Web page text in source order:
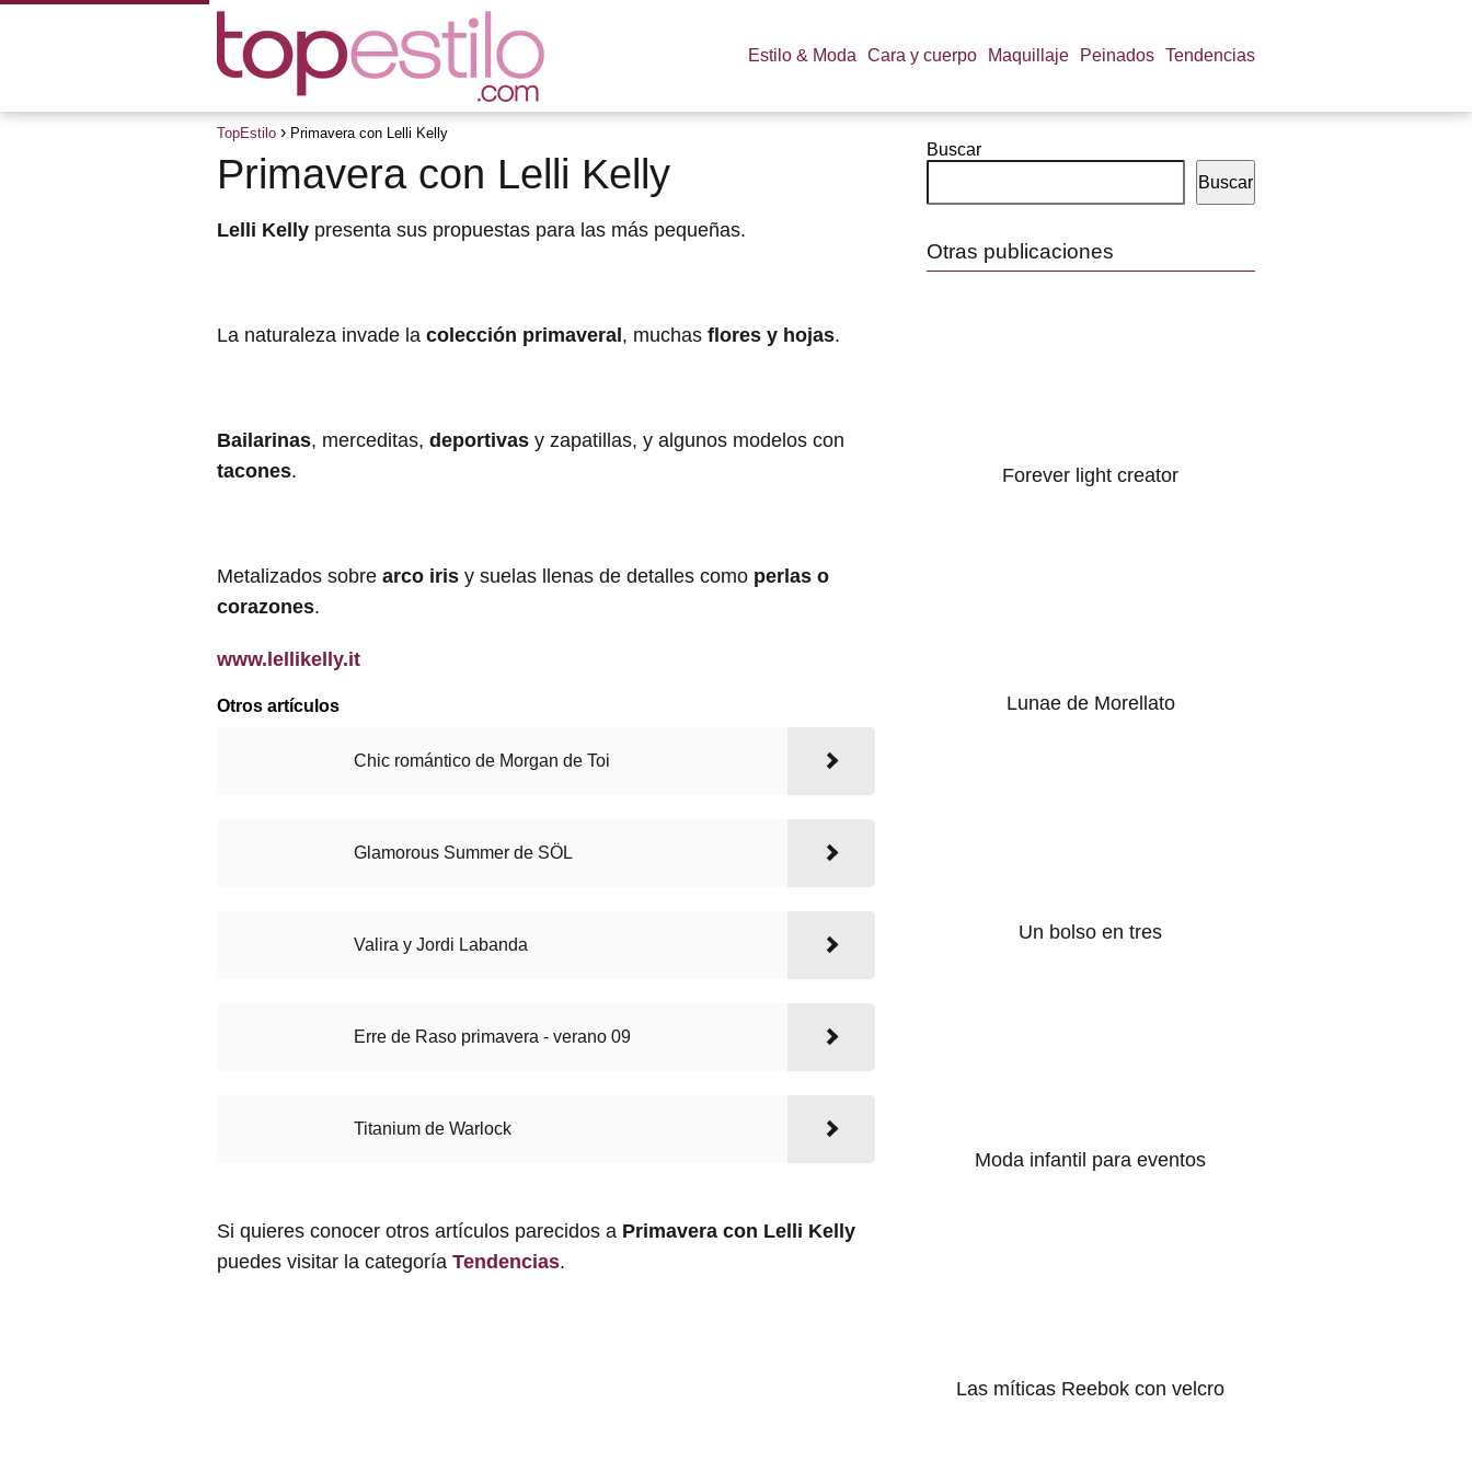
Estilo & Moda Cara y cuerpo Maquillaje Peinados Tendencias
TopEstilo Primavera con Lelli Kelly
Primavera con Lelli Kelly
Lelli Kelly presenta sus propuestas para las más pequeñas.
La naturaleza invade la colección primaveral , muchas flores y hojas.
Bailarinas, merceditas, deportivas y zapatillas, y algunos modelos con
tacones.
Metalizados sobre arco iris y suelas llenas de detalles como perlas o
corazones.
www.lellikelly.it
Otros artículos
Chic romántico de Morgan de Toi
Glamorous Summer de SÖL
Valira y Jordi Labanda
Erre de Raso primavera - verano 09
Titanium de Warlock
Si quieres conocer otros artículos parecidos a Primavera con Lelli Kelly
puedes visitar la categoría Tendencias.
Buscar
Buscar
Otras publicaciones
Forever light creator
Lunae de Morellato
Un bolso en tres
Moda infantil para eventos
Las míticas Reebok con velcro